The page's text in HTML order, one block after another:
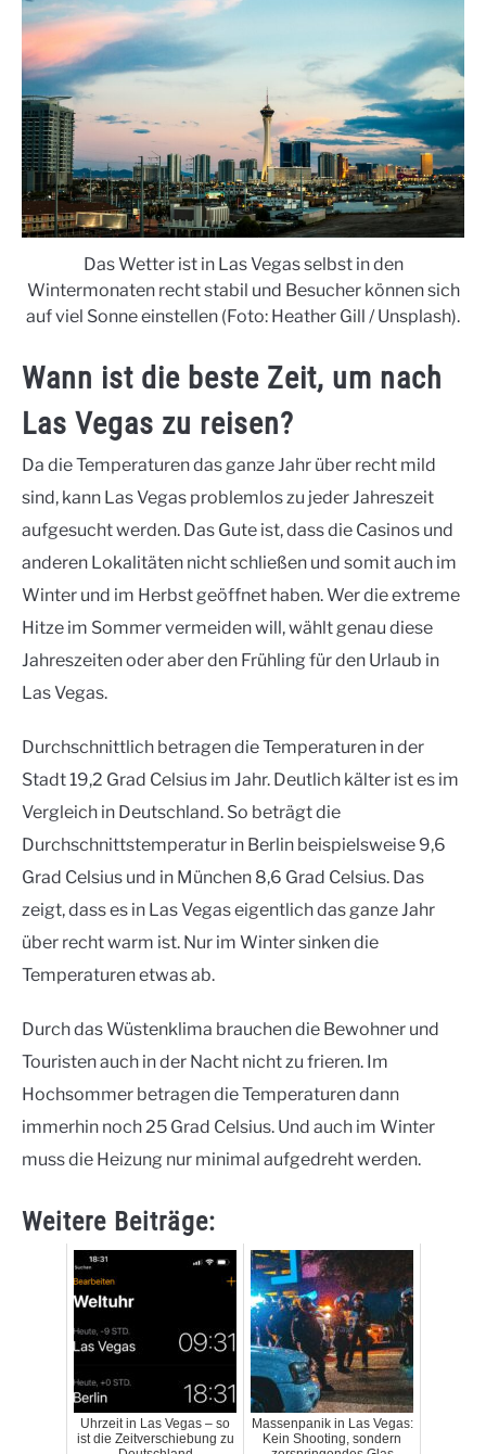
Das Wetter ist in Las Vegas selbst in den
Wintermonaten recht stabil und Besucher können sich
auf viel Sonne einstellen (Foto: Heather Gill / Unsplash).
Wann ist die beste Zeit, um nach
Las Vegas zu reisen?
Da die Temperaturen das ganze Jahr über recht mild
sind, kann Las Vegas problemlos zu jeder Jahreszeit
aufgesucht werden. Das Gute ist, dass die Casinos und
anderen Lokalitäten nicht schließen und somit auch im
Winter und im Herbst geöffnet haben. Wer die extreme
Hitze im Sommer vermeiden will, wählt genau diese
Jahreszeiten oder aber den Frühling für den Urlaub in
Las Vegas.
Durchschnittlich betragen die Temperaturen in der
Stadt 19,2 Grad Celsius im Jahr. Deutlich kälter ist es im
Vergleich in Deutschland. So beträgt die
Durchschnittstemperatur in Berlin beispielsweise 9,6
Grad Celsius und in München 8,6 Grad Celsius. Das
zeigt, dass es in Las Vegas eigentlich das ganze Jahr
über recht warm ist. Nur im Winter sinken die
Temperaturen etwas ab.
Durch das Wüstenklima brauchen die Bewohner und
Touristen auch in der Nacht nicht zu frieren. Im
Hochsommer betragen die Temperaturen dann
immerhin noch 25 Grad Celsius. Und auch im Winter
muss die Heizung nur minimal aufgedreht werden.
Weitere Beiträge:
Uhrzeit in Las Vegas – so
ist die Zeitverschiebung zu
Massenpanik in Las Vegas:
Kein Shooting, sondern